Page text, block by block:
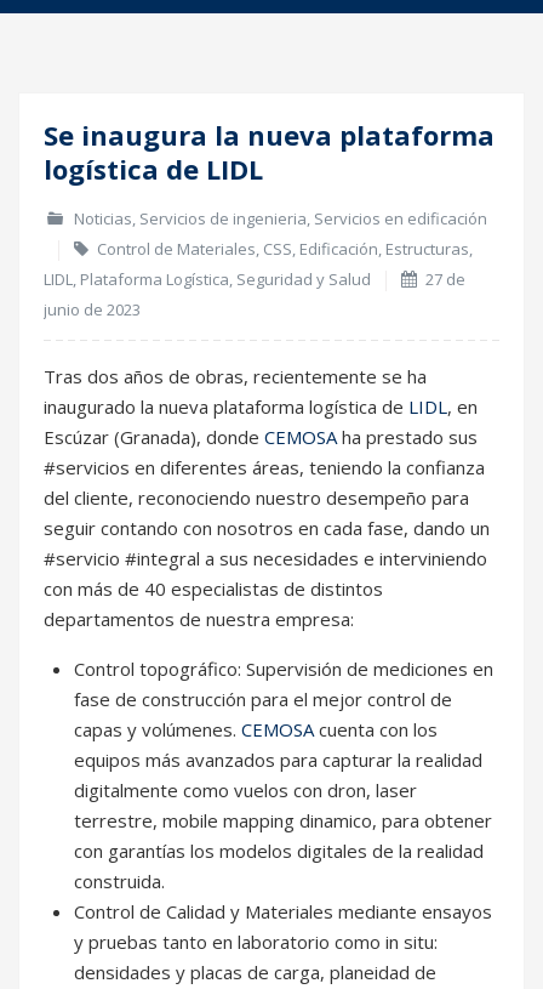
27
Se inaugura la nueva plataforma
logística de LIDL
Noticias, Servicios de ingenieria, Servicios en edificación
Control de Materiales, CSS, Edificación, Estructuras,
LIDL, Plataforma Logística, Seguridad y Salud
27 de
junio de 2023
Tras dos años de obras, recientemente se ha
inaugurado la nueva plataforma logística de LIDL, en
Escúzar (Granada), donde CEMOSAha prestado sus
#servicios en diferentes áreas, teniendo la confianza
del cliente, reconociendo nuestro desempeño para
seguir contando con nosotros en cada fase, dando un
#servicio #integral a sus necesidades e interviniendo
con más de 40 especialistas de distintos
departamentos de nuestra empresa:
Control topográfico: Supervisión de mediciones en
fase de construcción para el mejor control de
capas y volúmenes. CEMOSAcuenta con los
equipos más avanzados para capturar la realidad
digitalmente como vuelos con dron, laser
terrestre, mobile mapping dinamico, para obtener
con garantías los modelos digitales de la realidad
construida.
Control de Calidad y Materiales mediante ensayos
y pruebas tanto en laboratorio como in situ:
densidades y placas de carga, planeidad de